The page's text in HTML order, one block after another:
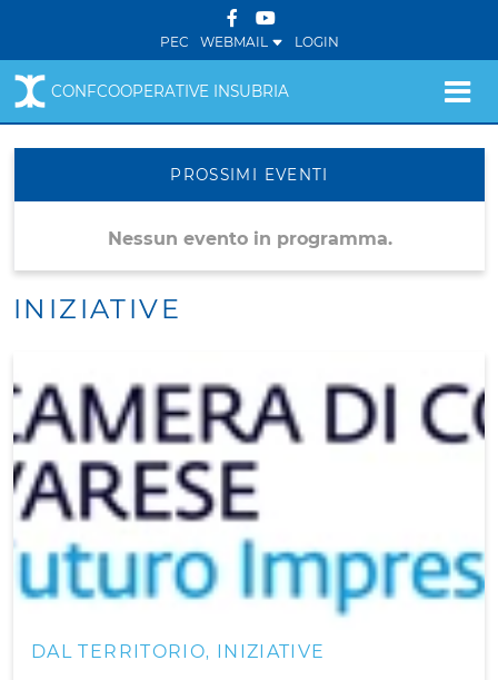
PEC WEBMAIL LOGIN
CONFCOOPERATIVE INSUBRIA
PROSSIMI EVENTI
Nessun evento in programma.
INIZIATIVE
DAL TERRITORIO, INIZIATIVE